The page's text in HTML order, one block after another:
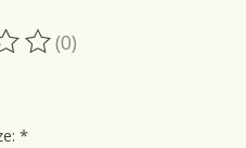
van dit product is
(0)
*